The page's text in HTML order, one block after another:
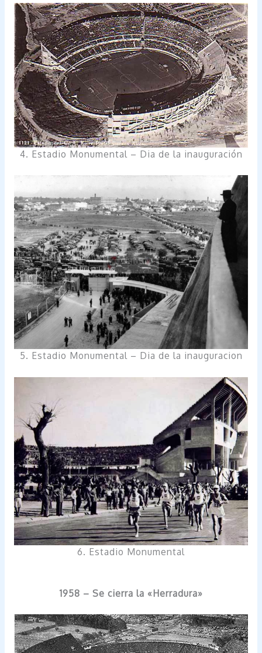
4. Estadio Monumental – Dia de la inauguración
5. Estadio Monumental – Dia de la inauguracion
6. Estadio Monumental
1958 – Se cierra la «Herradura»